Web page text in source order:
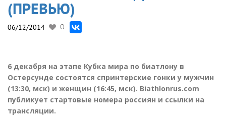
(ПРЕВЬЮ)
06/12/2014 0
6 декабря на этапе Кубка мира по биатлону в
Остерсунде состоятся спринтерские гонки у мужчин
(13:30, мск) и женщин (16:45, мск). Biathlonrus.com
публикует стартовые номера россиян и ссылки на
трансляции.